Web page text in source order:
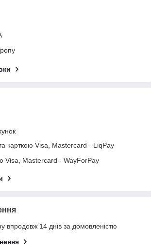
карткою Visa, Mastercard - LiqPay
Visa, Mastercard - WayForPay
впродовж 14 днів за домовленістю